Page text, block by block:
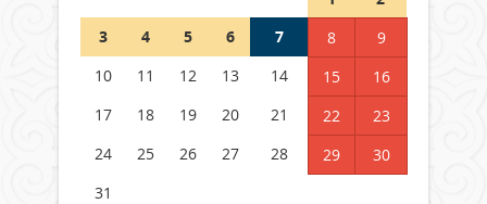
Германия аптап ыстыққа
бастады
04 тамыз 2026 ж.
3
4 5 6 7 8
9
10
11 12 13 14 15
16
17
18 19 20 21 22
23
24
25 26 27 28 29
30
31